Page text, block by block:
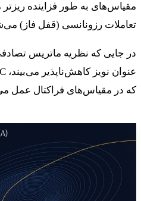
مقیاس‌های به طور فزاینده
تعاملات رزونانسی (قفل فاز)
که در مقیاس‌های فراکتال عمل